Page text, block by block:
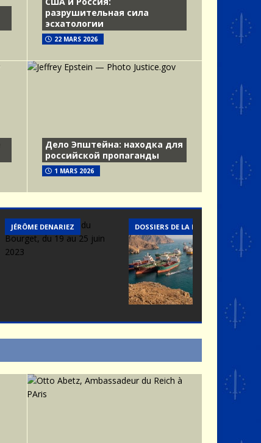
разрушительная сила
эсхатологии
22 MARS 2026
Дело Эпштейна: находка для
российской пропаганды
1 MARS 2026
JÉRÔME DENARIEZ DOSSIERS DE LA REDACTION